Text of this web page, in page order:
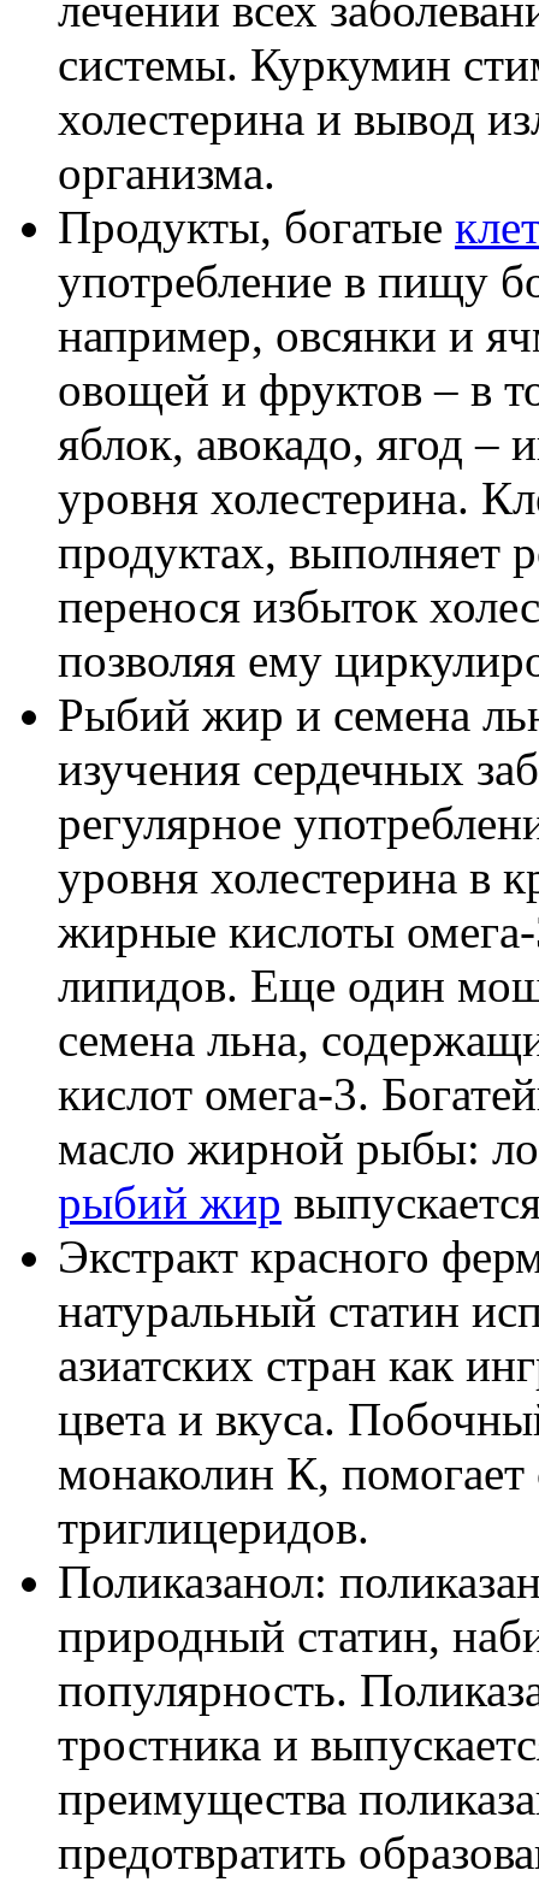
системы. Куркумин
холестерина и вывод
организма.
Продукты, богатые
употребление в пищу
например, овсянки и
овощей и фруктов – в
яблок, авокадо, ягод –
уровня холестерина.
продуктах, выполняет
перенося избыток
позволяя ему
Рыбий жир и семена
изучения сердечных
регулярное
уровня холестерина в
жирные кислоты
липидов. Еще один
семена льна,
кислот омега-3.
масло жирной рыбы:
рыбий жир
Экстракт красного
натуральный статин
азиатских стран как
цвета и вкуса.
монаколин К, помогает
триглицеридов.
Поликазанол:
природный статин,
популярность.
тростника и
преимущества
предотвратить